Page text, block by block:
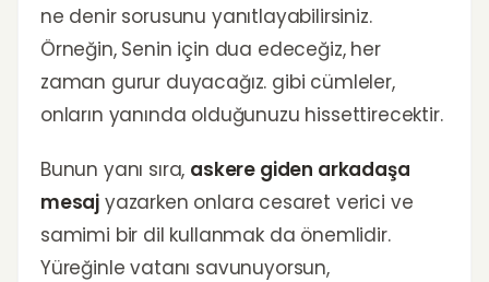
ne denir sorusunu yanıtlayabilirsiniz.
Örneğin, Senin için dua edeceğiz, her
zaman gurur duyacağız. gibi cümleler,
onların yanında olduğunuzu hissettirecektir.
Bunun yanı sıra, askere giden arkadaşa
mesaj yazarken onlara cesaret verici ve
samimi bir dil kullanmak da önemlidir.
Yüreğinle vatanı savunuyorsun,